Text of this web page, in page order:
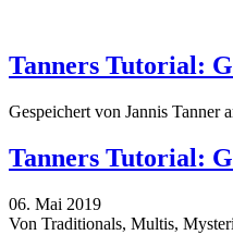
Tanners Tutorial:
Gespeichert von Jannis Tanner
Tanners Tutorial:
06. Mai 2019
Von Traditionals, Multis,